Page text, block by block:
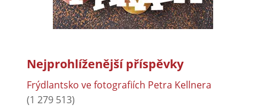
Nejprohlíženější příspěvky
Frýdlantsko ve fotografiích Petra Kellnera
(1 279 513)